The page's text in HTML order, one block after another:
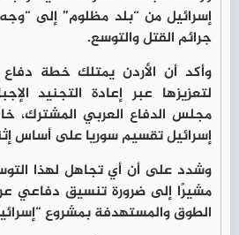
إسرائيل من “بلد مظلوم” إلى
جرائم القتل والتوسع.
وأكد أن الأردن يمتلك خطة
لتعزيزها عبر إعادة التجنيد
مجلس الدفاع العربي المشترك،
إسرائيل تقسيم سوريا على أساس
وشدد على أن أي تجاهل لهذا
مشيرًا إلى ضرورة تنسيق دفاعي
الطوق والمستهدفة بمشروع